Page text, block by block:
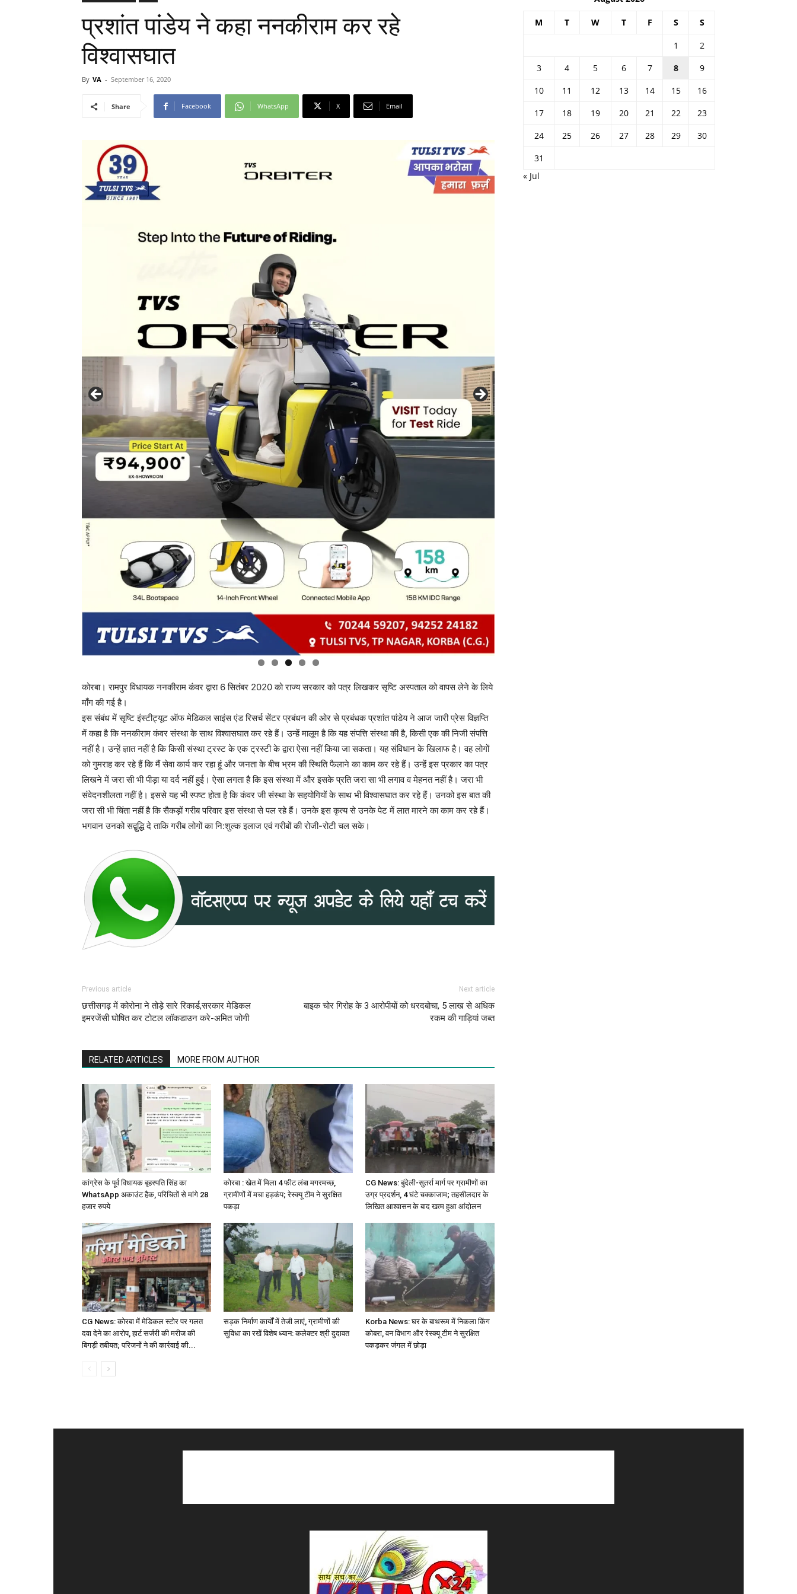
प्रशांत पांडेय ने कहा ननकीराम कर रहे
विश्वासघात
By VA - September 16, 2020
Share Facebook WhatsApp X Email
कोरबा। रामपुर विधायक ननकीराम कंवर द्वारा 6 सितंबर 2020 को राज्य सरकार को पत्र लिखकर सृष्टि अस्पताल को वापस लेने के लिये
माँग की गई है।
इस संबंध में सृष्टि इंस्टीट्यूट ऑफ मेडिकल साइंस एंड रिसर्च सेंटर प्रबंधन की ओर से प्रबंधक प्रशांत पांडेय ने आज जारी प्रेस विज्ञप्ति
में कहा है कि ननकीराम कंवर संस्था के साथ विश्वासघात कर रहे हैं। उन्हें मालूम है कि यह संपत्ति संस्था की है, किसी एक की निजी संपत्ति
नहीं है। उन्हें ज्ञात नहीं है कि किसी संस्था ट्रस्ट के एक ट्रस्टी के द्वारा ऐसा नहीं किया जा सकता। यह संविधान के खिलाफ है। वह लोगों
को गुमराह कर रहे हैं कि मैं सेवा कार्य कर रहा हूं और जनता के बीच भ्रम की स्थिति फैलाने का काम कर रहे हैं। उन्हें इस प्रकार का पत्र
लिखने में जरा सी भी पीड़ा या दर्द नहीं हुई। ऐसा लगता है कि इस संस्था में और इसके प्रति जरा सा भी लगाव व मेहनत नहीं है। जरा भी
संवेदनशीलता नहीं है। इससे यह भी स्पष्ट होता है कि कंवर जी संस्था के सहयोगियों के साथ भी विश्वासघात कर रहे हैं। उनको इस बात की
जरा सी भी चिंता नहीं है कि सैकड़ों गरीब परिवार इस संस्था से पल रहे हैं। उनके इस कृत्य से उनके पेट में लात मारने का काम कर रहे हैं।
भगवान उनको सद्बुद्धि दे ताकि गरीब लोगों का नि:शुल्क इलाज एवं गरीबों की रोजी-रोटी चल सके।
Previous article
छत्तीसगढ़ में कोरोना ने तोड़े सारे रिकार्ड,सरकार मेडिकल
इमरजेंसी घोषित कर टोटल लॉकडाउन करे-अमित जोगी
Next article
बाइक चोर गिरोह के 3 आरोपीयों को धरदबोचा, 5 लाख से अधिक
रकम की गाड़ियां जब्त
RELATED ARTICLES MORE FROM AUTHOR
कांग्रेस के पूर्व विधायक बृहस्पति सिंह का
WhatsApp अकाउंट हैक, परिचितों से मांगे 28
हजार रुपये
कोरबा : खेत में मिला 4 फीट लंबा मगरमच्छ,
ग्रामीणों में मचा हड़कंप; रेस्क्यू टीम ने सुरक्षित
पकड़ा
CG News: बुंदेली-सुतर्रा मार्ग पर ग्रामीणों का
उग्र प्रदर्शन, 4 घंटे चक्काजाम; तहसीलदार के
लिखित आश्वासन के बाद खत्म हुआ आंदोलन
CG News: कोरबा में मेडिकल स्टोर पर गलत
दवा देने का आरोप, हार्ट सर्जरी की मरीज की
बिगड़ी तबीयत; परिजनों ने की कार्रवाई की...
सड़क निर्माण कार्यों में तेजी लाएं, ग्रामीणों की
सुविधा का रखें विशेष ध्यान: कलेक्टर श्री दुदावत
Korba News: घर के बाथरूम में निकला किंग
कोबरा, वन विभाग और रेस्क्यू टीम ने सुरक्षित
पकड़कर जंगल में छोड़ा
M T W T F S S
1
2
3
4 5 6 7 8
9
10
11 12 13 14 15
16
17
18 19 20 21 22
23
24
25 26 27 28 29
30
31
« Jul